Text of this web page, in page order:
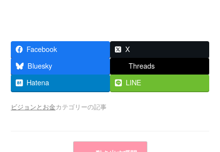
Facebook
X
Bluesky
Threads
Hatena
LINE
ビジョンとお金カテゴリーの記事